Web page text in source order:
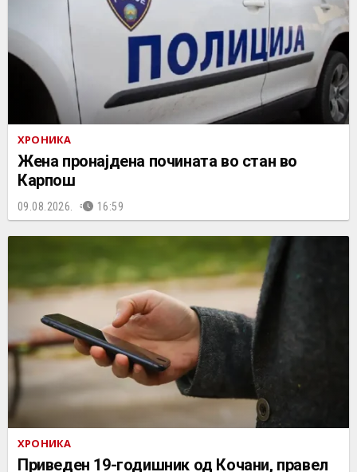
ХРОНИКА
Жена пронајдена почината во стан во
Карпош
09.08.2026. 16:59
ХРОНИКА
Приведен 19-годишник од Кочани, правел